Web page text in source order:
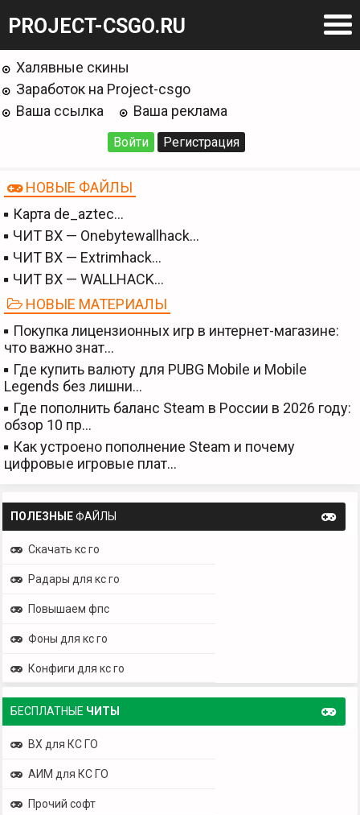
PROJECT-CSGO.RU
Халявные скины
Заработок на Project-csgo
Ваша ссылка
Ваша реклама
Войти Регистрация
НОВЫЕ ФАЙЛЫ
Карта de_aztec…
ЧИТ BX — Onebytewallhack…
ЧИТ BX — Extrimhack…
ЧИТ BX — WALLHACK…
НОВЫЕ МАТЕРИАЛЫ
Покупка лицензионных игр в интернет-магазине:
что важно знат…
Где купить валюту для PUBG Mobile и Mobile
Legends без лишни…
Где пополнить баланс Steam в России в 2026 году:
обзор 10 пр…
Как устроено пополнение Steam и почему
цифровые игровые плат…
ПОЛЕЗНЫЕФАЙЛЫ
Скачать кс го
Радары для кс го
Повышаем фпс
Фоны для кс го
Конфиги для кс го
БЕСПЛАТНЫЕ ЧИТЫ
ВХ для КС ГО
АИМ для КС ГО
Прочий софт